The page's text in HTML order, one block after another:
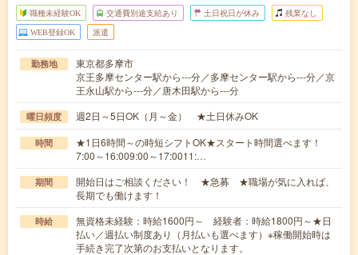
職種未経験OK 交通費別途支給あり 土日祝日が休み 残業なし
WEB登録OK 派遣
勤務地
東京都多摩市
京王多摩センター駅から---分／多摩センター駅から---分／京
王永山駅から---分／唐木田駅から---分
曜日頻度 週2日～5日OK（月～金） ★土日休みOK
時間
★1日6時間～の時短シフトOK★スタート時間選べます！
7:00～16:009:00～17:0011:…
期間
開始日はご相談ください！ ★急募 ★職場が気に入れば、
長期でも働けます！
時給
無資格未経験：時給1600円～ 経験者：時給1800円～★日
払い／週払い制度あり（月払いも選べます）※稼働開始時は
手続き完了次第のお支払いとなります。